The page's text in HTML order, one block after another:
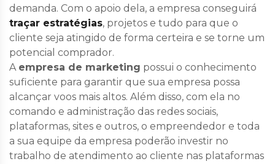
demanda. Com o apoio dela, a empresa conseguirá
traçar estratégias, projetos e tudo para que o
cliente seja atingido de forma certeira e se torne um
potencial comprador.
A empresa de marketing possui o conhecimento
suficiente para garantir que sua empresa possa
alcançar voos mais altos. Além disso, com ela no
comando e administração das redes sociais,
plataformas, sites e outros, o empreendedor e toda
a sua equipe da empresa poderão investir no
trabalho de atendimento ao cliente nas plataformas